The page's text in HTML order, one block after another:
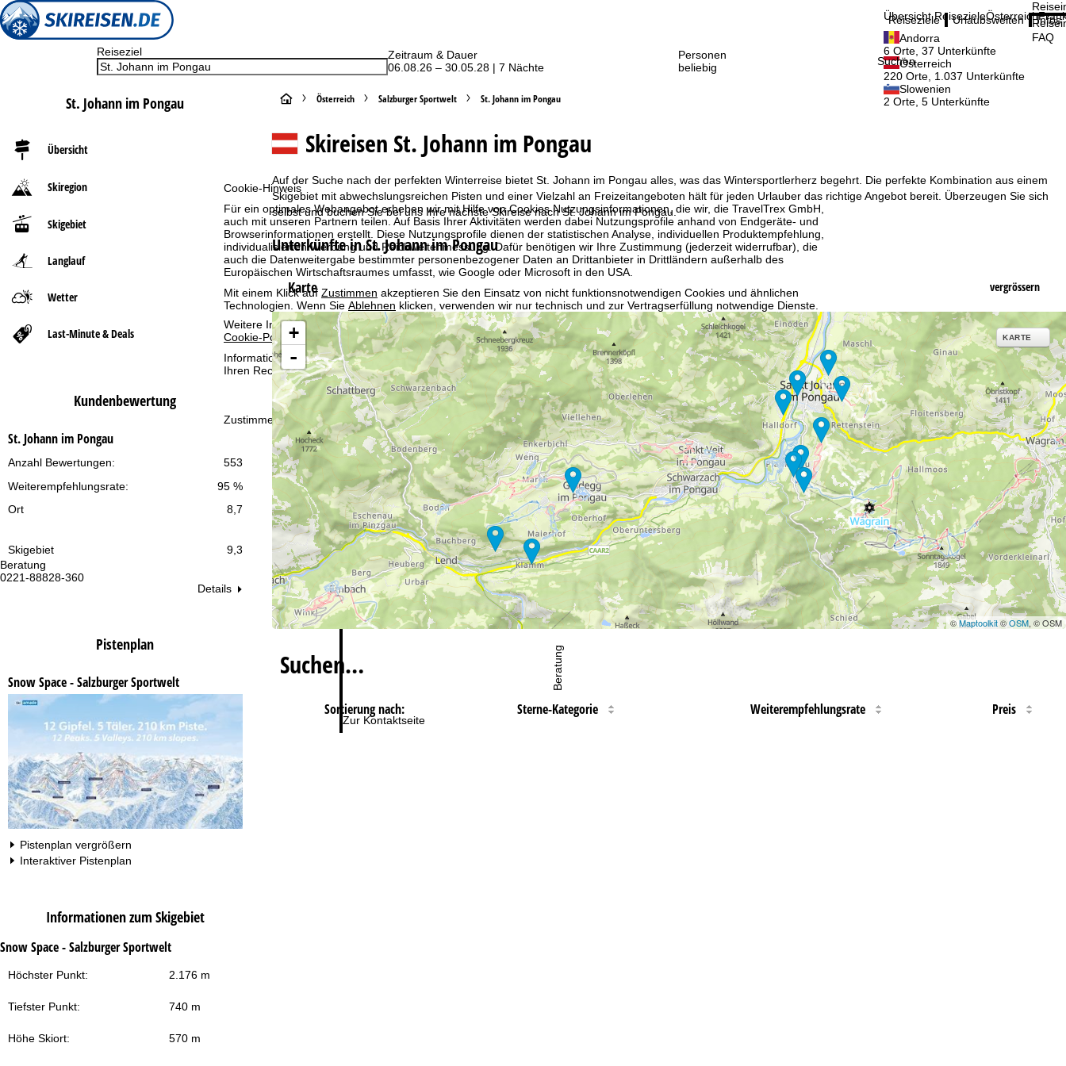
Cookie-Hinweis
Für ein optimales Webangebot erheben wir mit Hilfe von Cookies Nutzungsinformationen, die wir, die TravelTrex GmbH,
auch mit unseren Partnern teilen. Auf Basis Ihrer Aktivitäten werden dabei Nutzungsprofile anhand von Endgeräte- und
Browserinformationen erstellt. Diese Nutzungsprofile dienen der statistischen Analyse, individuellen Produktempfehlung,
individualisierten Werbung und Reichweitenmessung. Dafür benötigen wir Ihre Zustimmung (jederzeit widerrufbar), die
auch die Datenweitergabe bestimmter personenbezogener Daten an Drittanbieter in Drittländern außerhalb des
Europäischen Wirtschaftsraumes umfasst, wie Google oder Microsoft in den USA.
Mit einem Klick auf Zustimmen akzeptieren Sie den Einsatz von nicht funktionsnotwendigen Cookies und ähnlichen
Technologien. Wenn Sie Ablehnen klicken, verwenden wir nur technisch und zur Vertragserfüllung notwendige Dienste.
Weitere Informationen zur Cookienutzung und die Möglichkeit zur Änderung Ihrer Einstellungen finden Sie in unserer
Cookie-Policy.
Informationen zum Verantwortlichen finden Sie in unseremImpressum. Informationen zu den Verarbeitungszwecken und
Ihren Rechten finden Sie in unsererDatenschutzerklärung.
Zustimmen
Beratung
0221-88828-360
Öffnungszeiten
Mo-Do:
09:00-17:00 Uhr
Fr:
09:00-15:00 Uhr
Sa-So:
geschlossen
Zur Kontaktseite
Beratung
Reiseziele
Übersicht ReisezieleÖsterreich
Andorra
6 Orte, 37 Unterkünfte
Österreich
220 Orte, 1.037 Unterkünfte
Slowenien
2 Orte, 5 Unterkünfte
Urlaubswelten Infos
FAQ
Reiseziel
Zeitraum & Dauer
06.08.26 – 30.05.28 | 7 Nächte
Personen
beliebig
Suchen
St. Johann im Pongau
Übersicht
Skiregion
Skigebiet
Langlauf
Wetter
Last-Minute & Deals
Kundenbewertung
St. Johann im Pongau
553
Anzahl Bewertungen:
95 %
Weiterempfehlungsrate:
Ort
8,7
Skigebiet 9,3
Details
Pistenplan
Snow Space - Salzburger Sportwelt
Pistenplan vergrößern
Interaktiver Pistenplan
Informationen zum Skigebiet
Snow Space - Salzburger Sportwelt
Höchster Punkt: 2.176 m
Tiefster Punkt: 740 m
Höhe Skiort: 570 m
S
t
r
t
s
e
i
t
e
Österreich Salzburger Sportwelt St. Johann im Pongau
Skireisen St. Johann im Pongau
Auf der Suche nach der perfekten Winterreise bietet St. Johann im Pongau alles, was das Wintersportlerherz begehrt. Die perfekte Kombination aus einem
Skigebiet mit abwechslungsreichen Pisten und einer Vielzahl an Freizeitangeboten hält für jeden Urlauber das richtige Angebot bereit. Überzeugen Sie sich
selbst und buchen Sie bei uns Ihre nächste Skireise nach St. Johann im Pongau.
Unterkünfte in St. Johann im Pongau
Karte vergrössern
+
-
KARTE
©Maptoolkit©OSM, © OSM
Suchen…
Sortierung nach: Sterne-Kategorie Weiterempfehlungsrate Preis